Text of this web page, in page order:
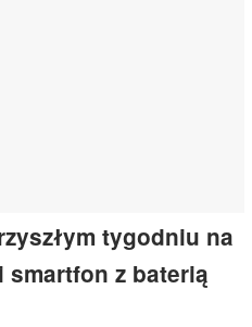
tygodniu na
z baterią